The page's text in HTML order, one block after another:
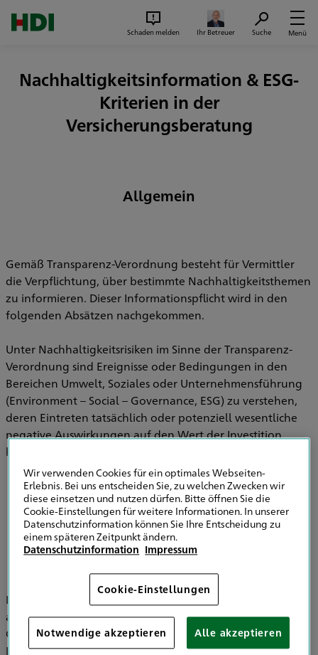
Schaden melden Ihr Betreuer Suche Menü
Nachhaltigkeitsinformation & ESG-
Kriterien in der
Versicherungsberatung
Allgemein
Gemäß Transparenz-Verordnung besteht für Vermittler
die Verpflichtung, über bestimmte Nachhaltigkeitsthemen
zu informieren. Dieser Informationspflicht wird in den
folgenden Absätzen nachgekommen.
Unter Nachhaltigkeitsrisiken im Sinne der Transparenz-
Verordnung sind Ereignisse oder Bedingungen in den
Bereichen Umwelt, Soziales oder Unternehmensführung
(Environment – Social – Governance, ESG) zu verstehen,
deren Eintreten tatsächlich oder potenziell wesentliche
negative Auswirkungen auf den Wert der Investition
haben können.
Informationen zu Strategien zur
Einbeziehung von Nachhaltigkeitsrisiken in
der Versicherungsberatung
Im Bereich der Versicherungsvermittlung werden
ausschließlich die HDI Versicherung AG, HDI Global SE, HDI
Global Specialty SE, HDI Lebensversicherung AG, HDI
Pensionsfonds AG, HDI Pensionskasse AG
Wir verwenden Cookies für ein optimales Webseiten-
Erlebnis. Bei uns entscheiden Sie, zu welchen Zwecken wir
diese einsetzen und nutzen dürfen. Bitte öffnen Sie die
Cookie-Einstellungen für weitere Informationen. In unserer
Datenschutzinformation können Sie Ihre Entscheidung zu
einem späteren Zeitpunkt ändern.
Datenschutzinformation Impressum
Cookie-Einstellungen
Notwendige akzeptieren Alle akzeptieren